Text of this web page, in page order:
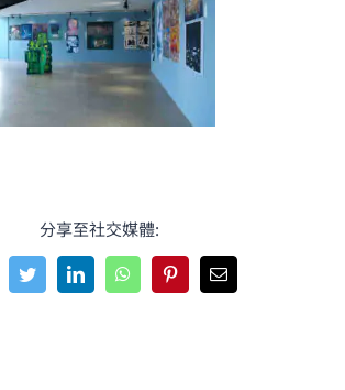
分享至社交媒體:
TwitterLinkedInWhatsAppPinterestEmail